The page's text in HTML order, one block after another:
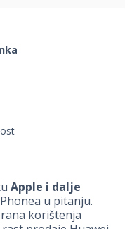
Apple i dalje
u pitanju.
korištenja